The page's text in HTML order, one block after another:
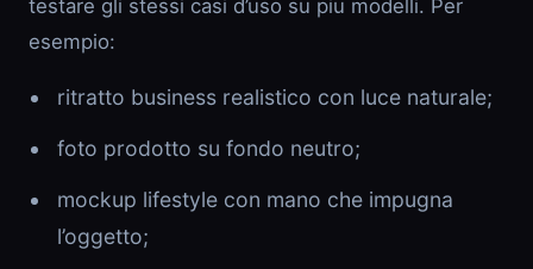
testare gli stessi casi d’uso su piu modelli. Per
esempio:
ritratto business realistico con luce naturale;
foto prodotto su fondo neutro;
mockup lifestyle con mano che impugna
l’oggetto;